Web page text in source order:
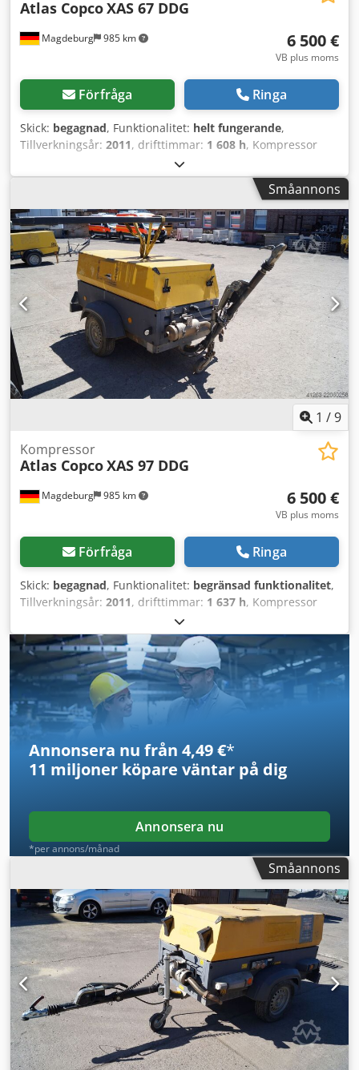
Magdeburg 985 km
Atlas CopcoXAS 67 DDG
6 500 €
VB plus moms
Förfråga Ringa
Skick: begagnad, Funktionalitet: helt fungerande,
Tillverkningsår: 2011, drifttimmar: 1 608 h, Kompressor
Atlas Copco XAS 67 DDG, tillverkningsår 2011, 1608
drifttimmar, volymflöde 3,5 m³, nödström 12,5 kVA,
anslutningar: 1 x 230 Volt, 2 x 400 Volt, serienr.
YA3062565B0165591, godkännande finns. Crsdpfx
Aezbiivjdpef
Småannons
1 /9
Magdeburg 985 km
Kompressor
Atlas CopcoXAS 97 DDG
6 500 €
VB plus moms
Förfråga Ringa
Skick: begagnad, Funktionalitet: begränsad funktionalitet,
Tillverkningsår: 2011, drifttimmar: 1 637 h, Kompressor
Atlas Copco XAS 97 DDG, tillverkningsår 2011, 1637
driftstimmar, volymflöde 5,3 m³, nödström 12,5 kVA,
anslutningar: 1 x 230 volt, 2 x 400 volt, serienummer
YA3062560C0262053, ABE-certifikat och godkännande
finns, 1 torsionsaxel böjd, kilremskåpa saknas, fläktgaller
saknas. Codpfozbiicsx Adpsrf
Annonsera nu från 4,49 €*
11 miljoner köpare väntar på dig
Annonsera nu
*per annons/månad
Småannons